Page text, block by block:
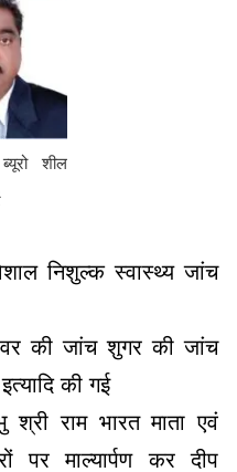
शील
निशुल्क स्वास्थ्य जांच
की जांच शुगर की जांच
की गई
राम भारत माता एवं
पर माल्यार्पण कर दीप
किया गया जिसमें तखतपुर
उपस्थित रहे